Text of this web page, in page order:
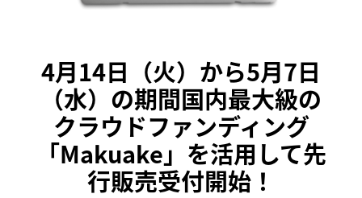
4月14日（火）から5月7日
（水）の期間国内最大級の
クラウドファンディング
「Makuake」を活用して先
行販売受付開始！